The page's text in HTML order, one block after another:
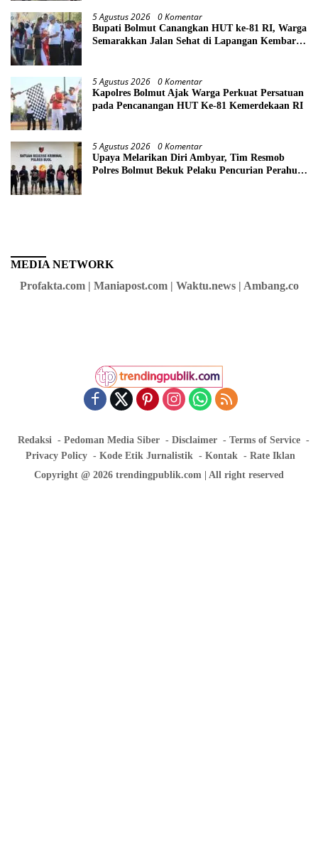
5 Agustus 2026 0 Komentar
Bupati Bolmut Canangkan HUT ke-81 RI, Warga
Semarakkan Jalan Sehat di Lapangan Kembar
5 Agustus 2026 0 Komentar
Kapolres Bolmut Ajak Warga Perkuat Persatuan
pada Pencanangan HUT Ke-81 Kemerdekaan RI
5 Agustus 2026 0 Komentar
Upaya Melarikan Diri Ambyar, Tim Resmob
Polres Bolmut Bekuk Pelaku Pencurian Perahu
MEDIA NETWORK
Profakta.com | Maniapost.com | Waktu.news | Ambang.co
Redaksi Pedoman Media Siber Disclaimer
Terms of Service
Privacy Policy
Kode Etik Jurnalistik Kontak
Rate Iklan
Copyright @ 2026 trendingpublik.com | All right reserved